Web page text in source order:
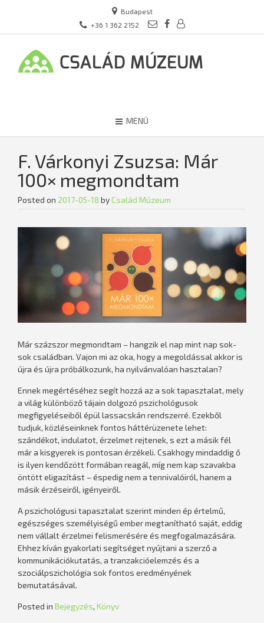
Budapest
+36 1 362 2152
MENÜ
F. Várkonyi Zsuzsa: Már
100× megmondtam
Posted on 2017-05-18 byCsalád Múzeum
Már százszor megmondtam – hangzik el nap mint nap sok-
sok családban. Vajon mi az oka, hogy a megoldással akkor is
újra és újra próbálkozunk, ha nyilvánvalóan hasztalan?
Ennek megértéséhez segít hozzá az a sok tapasztalat, mely
a világ különböző tájain dolgozó pszichológusok
megfigyeléseiből épül lassacskán rendszerré. Ezekből
tudjuk, közléseinknek fontos háttérüzenete lehet:
szándékot, indulatot, érzelmet rejtenek, s ezt a másik fél
már a kisgyerek is pontosan érzékeli. Csakhogy mindaddig ő
is ilyen kendőzött formában reagál, míg nem kap szavakba
öntött eligazítást – éspedig nem a tennivalóiról, hanem a
másik érzéseiről, igényeiről.
A pszichológusi tapasztalat szerint minden ép értelmű,
egészséges személyiségű ember megtanítható saját, eddig
nem vállalt érzelmei felismerésére és megfogalmazására.
Ehhez kíván gyakorlati segítséget nyújtani a szerző a
kommunikációkutatás, a tranzakcióelemzés és a
szociálpszichológia sok fontos eredményének
bemutatásával.
Posted in Bejegyzés, Könyv